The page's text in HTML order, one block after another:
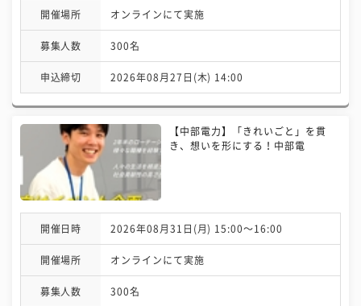
開催場所 オンラインにて実施
募集人数 300名
申込締切 2026年08月27日(木) 14:00
【中部電力】「きれいごと」を貫
き、想いを形にする！中部電
開催日時 2026年08月31日(月) 15:00〜16:00
開催場所 オンラインにて実施
募集人数 300名